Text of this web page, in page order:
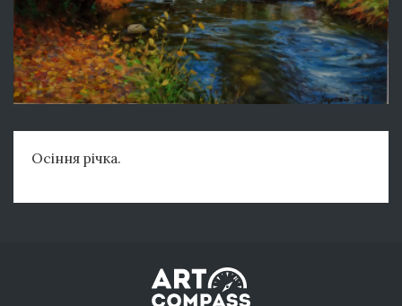
Осіння річка.